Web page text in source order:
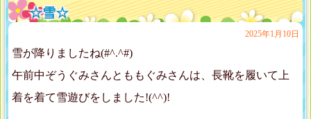
☆雪☆
2025年1月10日
雪が降りましたね(#^.^#)
午前中ぞうぐみさんとももぐみさんは、長靴を履いて上
着を着て雪遊びをしました!(^^)!